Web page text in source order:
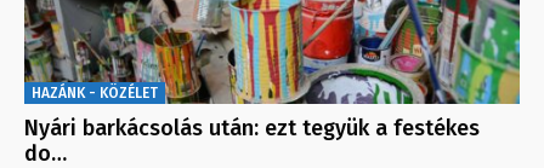
HAZÁNK - KÖZÉLET
Nyári barkácsolás után: ezt tegyük a festékes
do…